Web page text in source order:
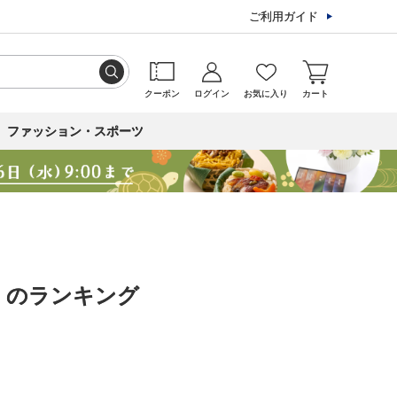
ご利用ガイド
クーポン ログイン お気に入り カート
ファッション・スポーツ
のランキング